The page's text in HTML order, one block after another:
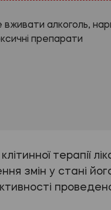
вживати алкоголь,
препарати
терапії
змін у стані